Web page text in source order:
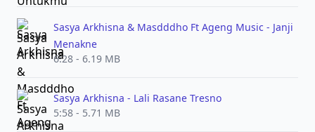
Sasya Arkhisna & Masdddho Ft Ageng Music - Janji
Menakne
6:28 - 6.19 MB
Sasya Arkhisna - Lali Rasane Tresno
5:58 - 5.71 MB